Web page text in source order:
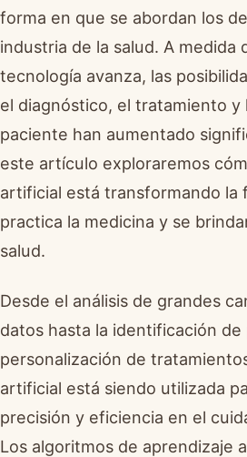
forma en que se abordan los
industria de la salud. A medida
tecnología avanza, las
el diagnóstico, el tratamiento y
paciente han aumentado
este artículo exploraremos
artificial está transformando la
practica la medicina y se
salud.
Desde el análisis de grandes
datos hasta la identificación de
personalización de
artificial está siendo utilizada
precisión y eficiencia en el
Los algoritmos de aprendizaje